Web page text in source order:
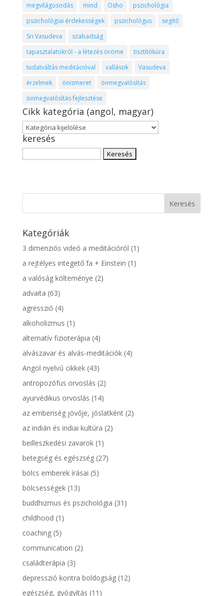
megvilágosodás
mind Osho
pszichológia
pszichológiai érdekességek
pszichológus
segítő
Sri Vasudeva
szabadság
tapasztalatokról - a létezés öröme
tisztítókúra
tudatváltás meditációval
vallások
Vasudeva
érzelmek
önismeret
önmegvalósítás
önmegvalósítás fejlesztése
Cikk kategória (angol, magyar)
Cikk
kategória
(angol,
magyar)
keresés
Kategóriák
3 dimenziós videó a meditációról (1)
a rejtélyes integető fa + Einstein (1)
a valóság költeménye (2)
advaita (63)
agresszió (4)
alkoholizmus (1)
alternatív fizioterápia (4)
alvászavar és alvás-meditációk(4)
Angol nyelvű cikkek(43)
antropozófus orvoslás (2)
ayurvédikus orvoslás (14)
az emberiség jövője, jóslatként(2)
az indián és indiai kultúra (2)
beilleszkedési zavarok(1)
betegség és egészség(27)
bölcs emberek írásai (5)
bölcsességek(13)
buddhizmus és pszichológia (31)
childhood (1)
coaching(5)
communication (2)
családterápia (3)
depresszió kontra boldogság(12)
egészség, gyógyítás (11)